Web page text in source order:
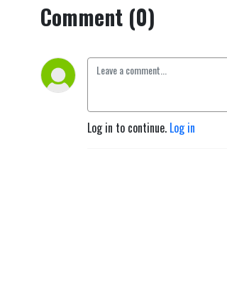
Comment (0)
Log in to continue. Log in